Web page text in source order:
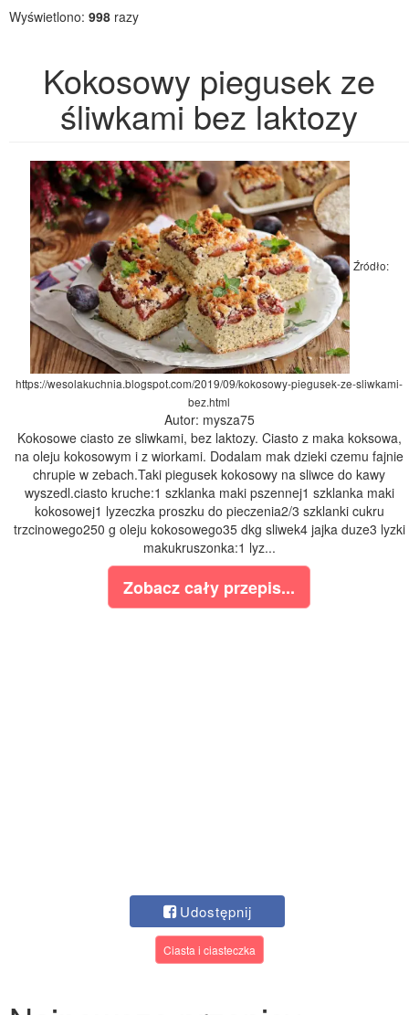
Wyświetlono: 998 razy
Kokosowy piegusek ze
śliwkami bez laktozy
Źródło:
https://wesolakuchnia.blogspot.com/2019/09/kokosowy-piegusek-ze-sliwkami-
bez.html
Autor: mysza75
Kokosowe ciasto ze sliwkami, bez laktozy. Ciasto z maka koksowa,
na oleju kokosowym i z wiorkami. Dodalam mak dzieki czemu fajnie
chrupie w zebach.Taki piegusek kokosowy na sliwce do kawy
wyszedl.ciasto kruche:1 szklanka maki pszennej1 szklanka maki
kokosowej1 lyzeczka proszku do pieczenia2/3 szklanki cukru
trzcinowego250 g oleju kokosowego35 dkg sliwek4 jajka duze3 lyzki
makukruszonka:1 lyz...
Zobacz cały przepis...
Udostępnij
Ciasta i ciasteczka